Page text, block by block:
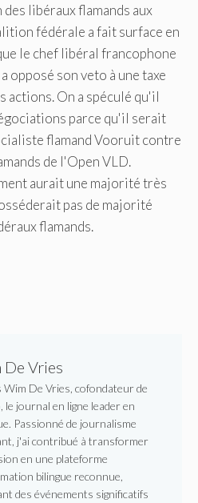
libéraux flamands aux
fédérale a fait surface en
le chef libéral francophone
opposé son veto à une taxe
actions. On a spéculé qu'il
parce qu'il serait
flamand Vooruit contre
de l'Open VLD.
aurait une majorité très
pas de majorité
flamands.
Vries
Wim De Vries, cofondateur de
le journal en ligne leader en
Passionné de journalisme
j'ai contribué à transformer
en une plateforme
bilingue reconnue,
des événements significatifs